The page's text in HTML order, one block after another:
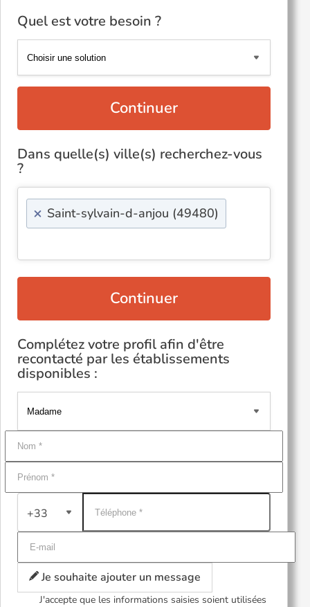
Quel est votre besoin ?
Continuer
Dans quelle(s) ville(s) recherchez-vous
?
× Saint-sylvain-d-anjou (49480)
Continuer
Complétez votre profil afin d'être
recontacté par les établissements
disponibles :
+33
Je souhaite ajouter un message
J'accepte que les informations saisies soient utilisées